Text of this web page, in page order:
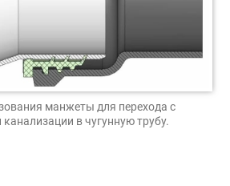
манжеты для перехода с
канализации в чугунную трубу.